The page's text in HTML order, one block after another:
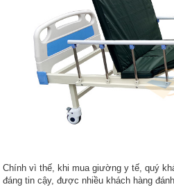
Chính vì thế, khi mua giường y tế, quý
đáng tin cậy, được nhiều khách hàng